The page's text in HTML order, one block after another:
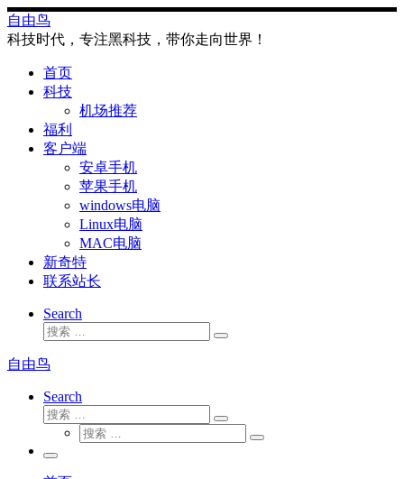
Skip
to
content
自由鸟
科技时代，专注黑科技，带你走向世界！
首页
科技
机场推荐
福利
客户端
安卓手机
苹果手机
windows电脑
Linux电脑
MAC电脑
新奇特
联系站长
Search
搜
搜
自由鸟
Search
搜
搜
索
搜
搜
主